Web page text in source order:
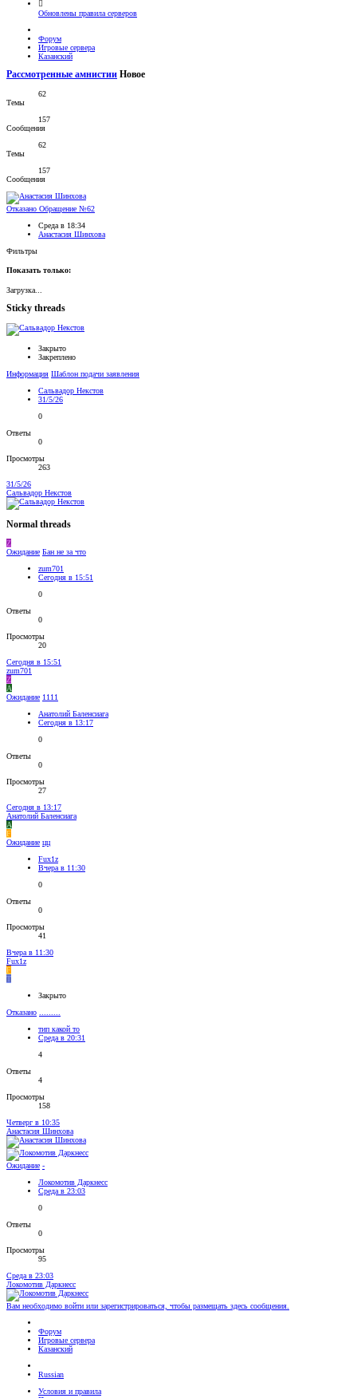
Обновлены правила серверов
Форум
Игровые сервера
Казанский
Рассмотренные амнистии Новое
62
Темы
157
Сообщения
62
Темы
157
Сообщения
Отказано Обращение №62
Среда в 18:34
Анастасия Шинхова
Фильтры
Показать только:
Загрузка...
Sticky threads
Закрыто
Закреплено
Информация Шаблон подачи заявления
Сальвадор Некстов
31/5/26
0
Ответы
0
Просмотры
263
31/5/26
Сальвадор Некстов
Normal threads
Z
Ожидание Бан не за что
zum701
Сегодня в 15:51
0
Ответы
0
Просмотры
20
Сегодня в 15:51
zum701
Z
А
Ожидание 1111
Анатолий Баленсиага
Сегодня в 13:17
0
Ответы
0
Просмотры
27
Сегодня в 13:17
Анатолий Баленсиага
А
F
Ожидание цц
Fux1z
Вчера в 11:30
0
Ответы
0
Просмотры
41
Вчера в 11:30
Fux1z
F
Т
Закрыто
Отказано .........
тип какой то
Среда в 20:31
4
Ответы
4
Просмотры
158
Четверг в 10:35
Анастасия Шинхова
Ожидание -
Локомотив Даркнесс
Среда в 23:03
0
Ответы
0
Просмотры
95
Среда в 23:03
Локомотив Даркнесс
Вам необходимо войти или зарегистрироваться, чтобы размещать здесь сообщения.
Форум
Игровые сервера
Казанский
Russian
Условия и правила